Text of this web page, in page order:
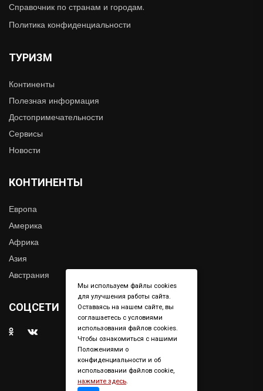
Справочник по странам и городам.
Политика конфиденциальности
ТУРИЗМ
Континенты
Полезная информация
Достопримечательности
Сервисы
Новости
КОНТИНЕНТЫ
Европа
Америка
Африка
Азия
Австрания
СОЦСЕТИ
Мы используем файлы cookies
для улучшения работы сайта.
Оставаясь на нашем сайте, вы
соглашаетесь с условиями
использования файлов cookies.
Чтобы ознакомиться с нашими
Положениями о
конфиденциальности и об
использовании файлов cookie,
нажмите здесь.